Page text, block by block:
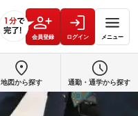
会員登録 ログイン メニュー
地図から探す 通勤・通学から探す